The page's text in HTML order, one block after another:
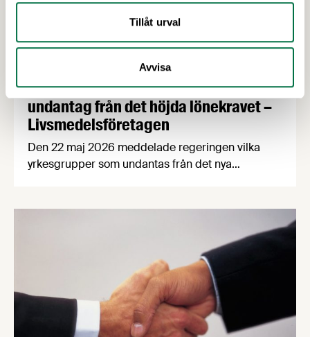
Tillåt urval
Avvisa
Livsmedelsföretagen välkomnar
undantag från det höjda lönekravet –
Livsmedelsföretagen
Den 22 maj 2026 meddelade regeringen vilka
yrkesgrupper som undantas från det nya
omfattas av ett lägre lönekrav. Samtidigt fastställs
att bärplockare av vilda bär framöver hanteras
inom ramarna för direktivet för
säsongsanställning.